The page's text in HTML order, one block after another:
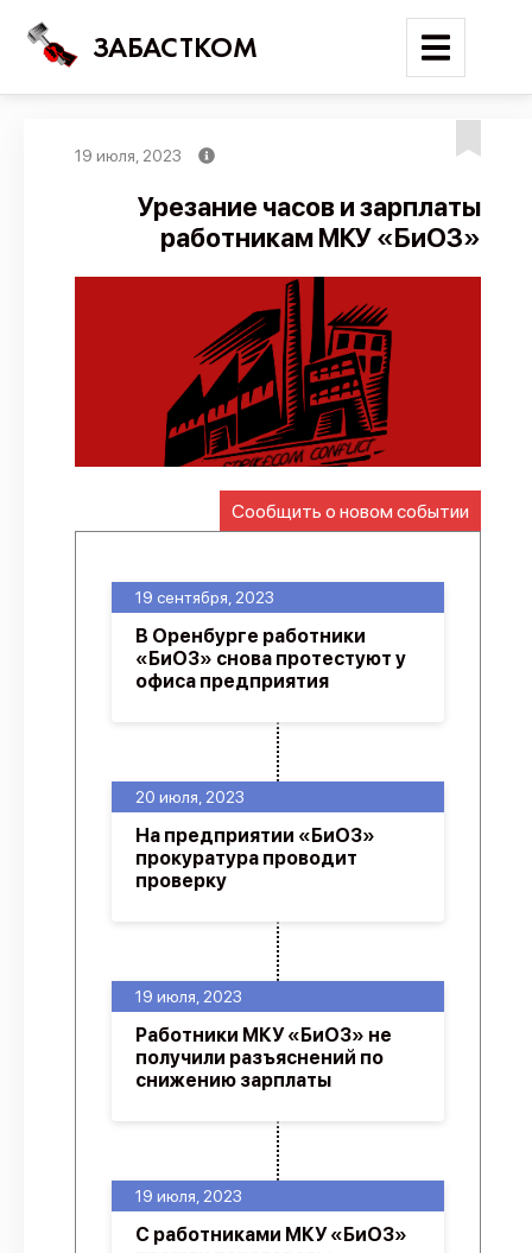
ЗАБАСТКОМ
Поиск
Новости
Карта событий
Трудовые конфликты
Отчеты
Предложить публикацию
API
Политика конфиденциальности
19 июля, 2023
Урезание часов и зарплаты
работникам МКУ «БиОЗ»
Сообщить о новом событии
19 июля, 2023
С работниками МКУ «БиОЗ»
19 июля, 2023
Работники МКУ «БиОЗ» не
получили разъяснений по
снижению зарплаты
20 июля, 2023
На предприятии «БиОЗ»
прокуратура проводит
проверку
19 сентября, 2023
В Оренбурге работники
«БиОЗ» снова протестуют у
офиса предприятия